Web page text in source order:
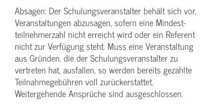
Absagen: Der Schulungs­veranstalter behält sich vor,
Veranstaltungen abzusagen, sofern eine Mindest­
teilnehmerzahl nicht erreicht wird oder ein Referent
nicht zur Verfügung steht. Muss eine Veranstaltung
aus Gründen, die der Schulungs­veranstalter zu
vertreten hat, ausfallen, so werden bereits gezahlte
Teilnahme­gebühren voll zurückerstattet.
Weitergehende Ansprüche sind ausgeschlossen.